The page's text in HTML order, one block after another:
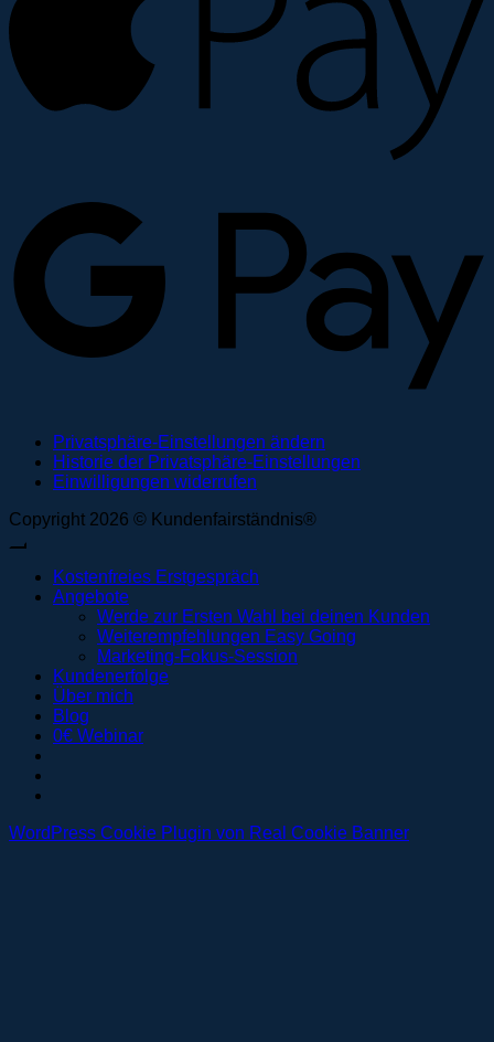
Privatsphäre-Einstellungen ändern
Historie der Privatsphäre-Einstellungen
Einwilligungen widerrufen
Copyright 2026 © Kundenfairständnis®
Kostenfreies Erstgespräch
Angebote
Werde zur Ersten Wahl bei deinen Kunden
Weiterempfehlungen Easy Going
Marketing-Fokus-Session
Kundenerfolge
Über mich
Blog
0€ Webinar
WordPress Cookie Plugin von Real Cookie Banner